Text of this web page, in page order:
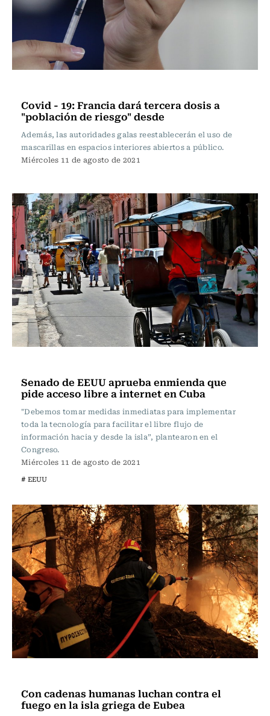
Covid - 19: Francia dará tercera dosis a
"población de riesgo" desde
Además, las autoridades galas reestablecerán el uso de
mascarillas en espacios interiores abiertos a público.
Miércoles 11 de agosto de 2021
Senado de EEUU aprueba enmienda que
pide acceso libre a internet en Cuba
"Debemos tomar medidas inmediatas para implementar
toda la tecnología para facilitar el libre flujo de
información hacia y desde la isla”, plantearon en el
Congreso.
Miércoles 11 de agosto de 2021
# EEUU
Con cadenas humanas luchan contra el
fuego en la isla griega de Eubea